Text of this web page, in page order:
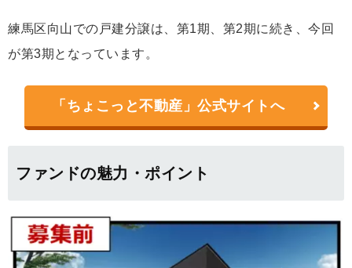
練馬区向山での戸建分譲は、第1期、第2期に続き、今回
が第3期となっています。
「ちょこっと不動産」公式サイトへ
ファンドの魅力・ポイント